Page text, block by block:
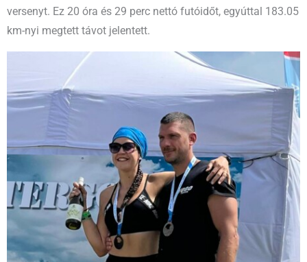
versenyt. Ez 20 óra és 29 perc nettó futóidőt, egyúttal 183.05
km-nyi megtett távot jelentett.